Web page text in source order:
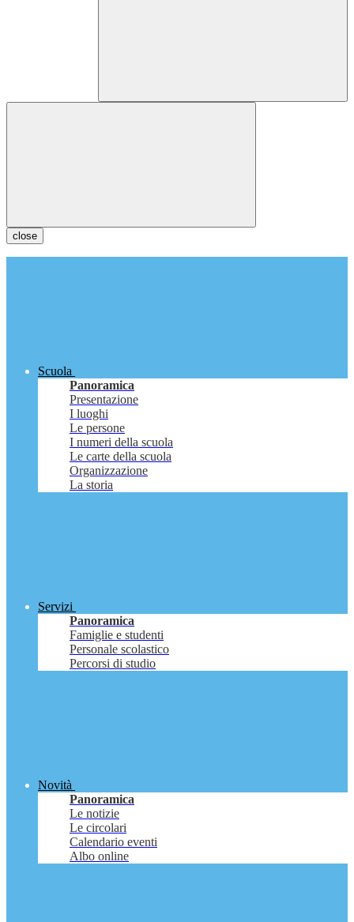
close
Scuola
Panoramica
Presentazione
I luoghi
Le persone
I numeri della scuola
Le carte della scuola
Organizzazione
La storia
Servizi
Panoramica
Famiglie e studenti
Personale scolastico
Percorsi di studio
Novità
Panoramica
Le notizie
Le circolari
Calendario eventi
Albo online